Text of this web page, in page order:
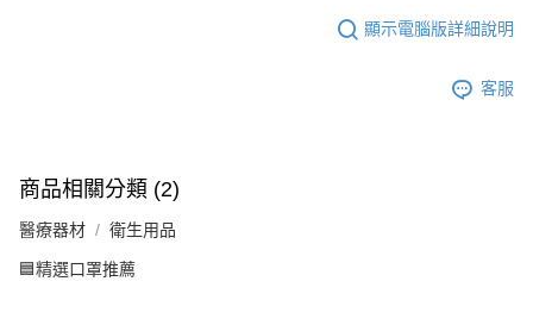
顯示電腦版詳細說明
客服
商品相關分類 (2)
醫療器材 衛生用品
🟦精選口罩推薦